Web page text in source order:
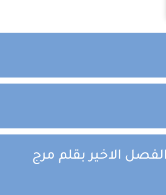
الاخير بقلم مرج